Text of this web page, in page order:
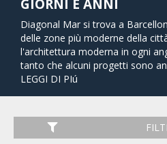
GIORNI E ANNI
Diagonal Mar si trova a
delle zone più moderne della
l'architettura moderna in ogni
tanto che alcuni progetti sono
Diagonal Mar prende il nome
Barcellona.
LEGGI DI PIú